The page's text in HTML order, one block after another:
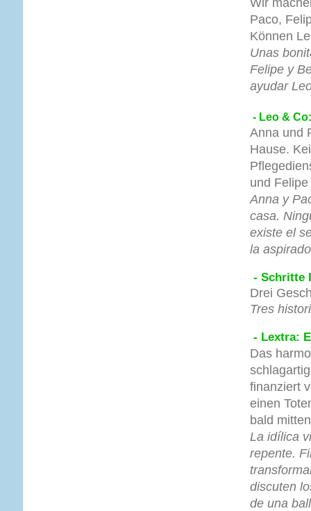
Paco,
Können
Unas
Felipe y
ayudar
- Leo &
Anna und
Hause.
und
Anna y
casa.
existe el
la
- Schritte
Drei
Tres
- Lextra:
Das
finanziert
einen
bald
La idílica
repente.
discuten
de una